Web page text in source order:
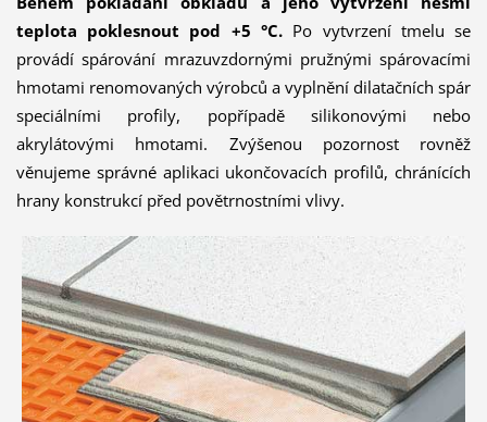
teplota poklesnout pod +5 °C. Po vytvrzení tmelu se
provádí spárování mrazuvzdornými pružnými spárovacími
hmotami renomovaných výrobců a vyplnění dilatačních spár
speciálními profily, popřípadě silikonovými nebo
akrylátovými hmotami. Zvýšenou pozornost rovněž
věnujeme správné aplikaci ukončovacích profilů, chránících
hrany konstrukcí před povětrnostními vlivy.